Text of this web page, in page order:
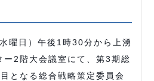
曜日）午後1時30分から上湧
ー2階大会議室にて、第3期総
となる総合戦略策定委員会